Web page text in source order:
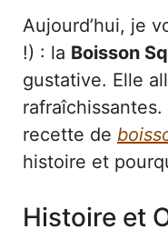
Aujourd’hui, je
!) : la Boisson
gustative. Elle
recette de
histoire et
Histoire et